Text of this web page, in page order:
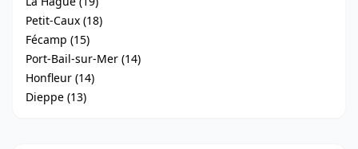
Petit-Caux (18)
Fécamp (15)
Port-Bail-sur-Mer (14)
Honfleur (14)
Dieppe (13)